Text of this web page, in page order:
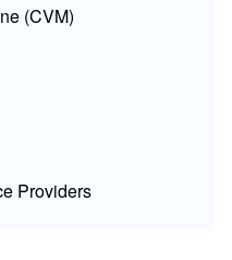
(CVM)
Providers